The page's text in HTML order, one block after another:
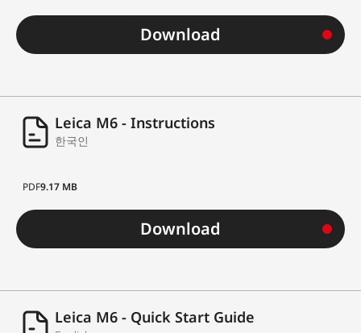
Download
Leica M6 - Instructions
한국인
PDF9.17 MB
Download
Leica M6 - Quick Start Guide